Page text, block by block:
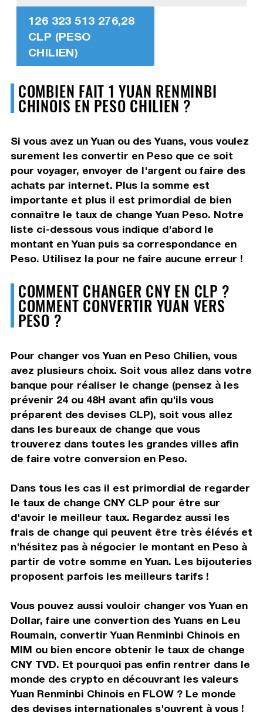
126 323 513 276,28
CLP (PESO
CHILIEN)
COMBIEN FAIT 1 YUAN RENMINBI
CHINOIS EN PESO CHILIEN ?
Si vous avez un Yuan ou des Yuans, vous voulez
surement les convertir en Peso que ce soit
pour voyager, envoyer de l'argent ou faire des
achats par internet. Plus la somme est
importante et plus il est primordial de bien
connaître le taux de change Yuan Peso. Notre
liste ci-dessous vous indique d'abord le
montant en Yuan puis sa correspondance en
Peso. Utilisez la pour ne faire aucune erreur !
COMMENT CHANGER CNY EN CLP ?
COMMENT CONVERTIR YUAN VERS
PESO ?
Pour changer vos Yuan en Peso Chilien, vous
avez plusieurs choix. Soit vous allez dans votre
banque pour réaliser le change (pensez à les
prévenir 24 ou 48H avant afin qu'ils vous
préparent des devises CLP), soit vous allez
dans les bureaux de change que vous
trouverez dans toutes les grandes villes afin
de faire votre conversion en Peso.
Dans tous les cas il est primordial de regarder
le taux de change CNY CLP pour être sur
d'avoir le meilleur taux. Regardez aussi les
frais de change qui peuvent être très élévés et
n'hésitez pas à négocier le montant en Peso à
partir de votre somme en Yuan. Les bijouteries
proposent parfois les meilleurs tarifs !
Vous pouvez aussi vouloir changer vos Yuan en
Dollar, faire une convertion des Yuans en Leu
Roumain, convertir Yuan Renminbi Chinois en
MIM ou bien encore obtenir le taux de change
CNY TVD. Et pourquoi pas enfin rentrer dans le
monde des crypto en découvrant les valeurs
Yuan Renminbi Chinois en FLOW ? Le monde
des devises internationales s'ouvrent à vous !